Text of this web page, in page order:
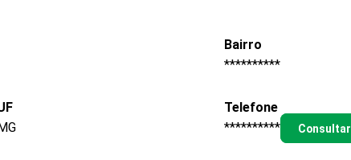
Bairro
**********
MG
Telefone
**********
Consultar